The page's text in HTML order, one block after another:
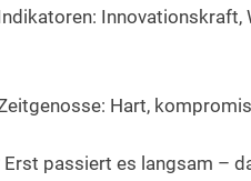
Hart,
passiert es langsam –